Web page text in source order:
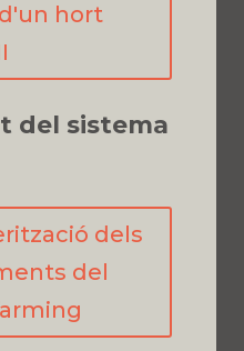
hort
del sistema
dels
del